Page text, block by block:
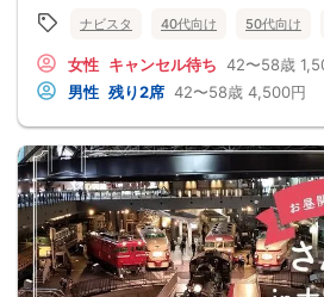
ナビスタ 40代向け 50代向け
女性 キャンセル待ち 42〜58歳
男性 残り2席 42〜58歳 4,500円